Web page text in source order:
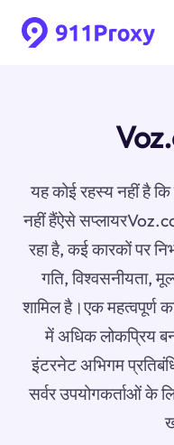
यह कोई रहस्य नहीं है
नहीं हैंऐसे
रहा है, कई कारकों पर
गति, विश्वसनीयता,
शामिल है।एक महत्वपूर्ण
में अधिक लोकप्रिय
इंटरनेट अभिगम
सर्वर उपयोगकर्ताओं के